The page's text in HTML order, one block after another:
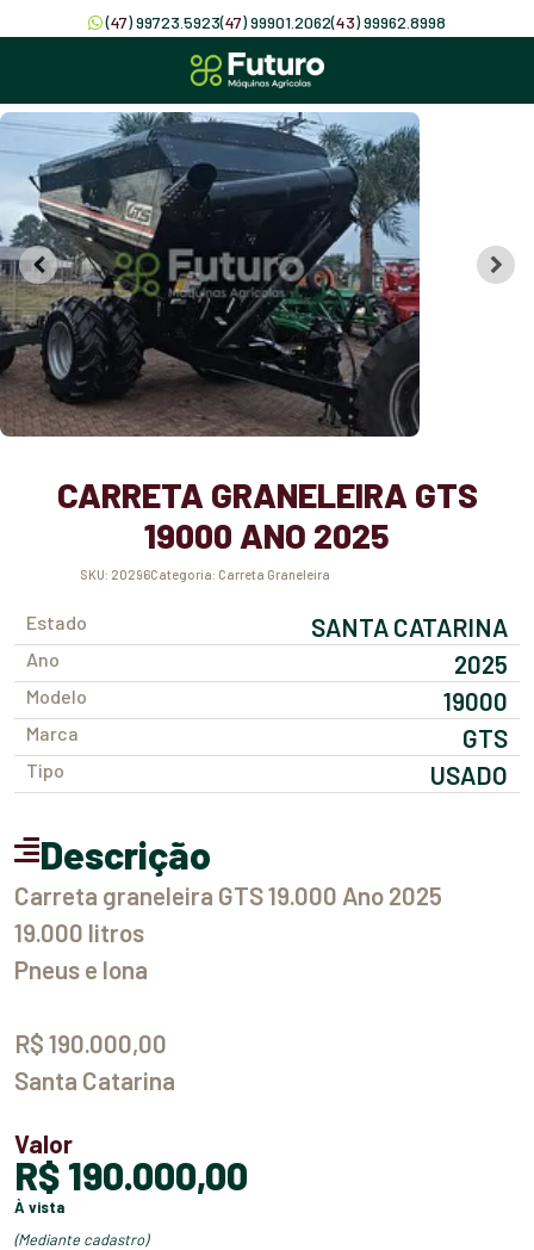
(47) 99723.5923(47) 99901.2062(43) 99962.8998
CARRETA GRANELEIRA GTS
19000 ANO 2025
SKU: 20296 Categoria: Carreta Graneleira
Estado SANTA CATARINA
Ano 2025
Modelo 19000
Marca GTS
Tipo USADO
Descrição
Carreta graneleira GTS 19.000 Ano 2025
19.000 litros
Pneus e lona
R$ 190.000,00
Santa Catarina
Valor
R$ 190.000,00
à vista
(mediante cadastro)